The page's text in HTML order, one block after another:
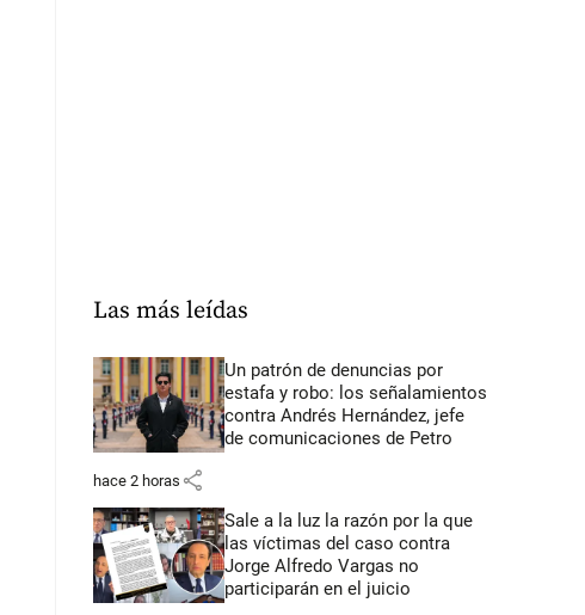
Las más leídas
Un patrón de denuncias por
estafa y robo: los señalamientos
contra Andrés Hernández, jefe
de comunicaciones de Petro
hace 2 horas share
Sale a la luz la razón por la que
las víctimas del caso contra
Jorge Alfredo Vargas no
participarán en el juicio